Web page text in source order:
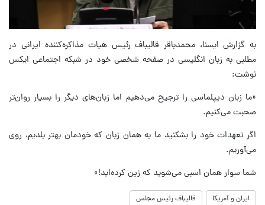
به گزارش ایسنا، محمدباقر قالیباف رئیس هیات مذاکره‌کننده ایرانی در
مطلبی به زبان انگلیسی در صفحه شخصی خود در شبکه اجتماعی ایکس
نوشت:
«ما زبان دیپلماسی را ترجیح می‌دهیم اما زبان‌های دیگر را بسیار روان‌تر
صحبت می‌کنیم.
اگر تعهدات خود را بشکنید ما به همان زبان که خودمان بهتر بلدیم، روی
می‌آوریم.
شما سوار همان اسبی می‌شوید که زین کرده‌اید!»
ایران و آمریکا قالیباف رئیس مجلس